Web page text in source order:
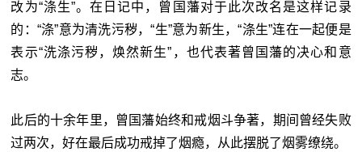
改为“涤生”。在日记中，曾国藩对于此次改名是这样记录
的：“涤”意为清洗污秽，“生”意为新生，“涤生”连在一起便是
表示“洗涤污秽，焕然新生”，也代表著曾国藩的决心和意
志。
此后的十余年里，曾国藩始终和戒烟斗争著，期间曾经失败
过两次，好在最后成功戒掉了烟瘾，从此摆脱了烟雾缭绕。